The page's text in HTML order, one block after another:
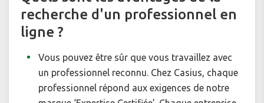
recherche d'un professionnel en
ligne ?
Vous pouvez être sûr que vous travaillez avec
un professionnel reconnu. Chez Casius, chaque
professionnel répond aux exigences de notre